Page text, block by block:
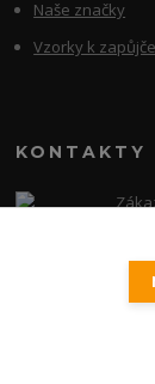
Naše značky
Vzorky k
KONTAKTY